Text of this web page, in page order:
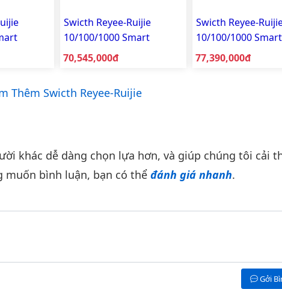
Swicth Reyee-Ruijie
10/100/1000 Smart
Managed RG-S2910-
24GT4SFP-UP-H(V3.0)
Giá bán:
70,545,000đ
Swicth Reyee-
10/100/1000 Smart
Managed RG-
24GT4XS-UP-
Giá bán:
77,390,000đ
Thêm Swicth Reyee-Ruijie
khác dễ dàng chọn lựa hơn, và giúp chúng tôi cải
muốn bình luận, bạn có thể đánh giá nhanh.
Gởi